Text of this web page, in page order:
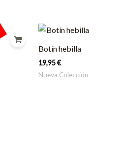
Botín hebilla
19,95€
Nueva Colección